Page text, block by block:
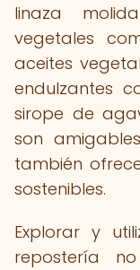
linaza
vegetales
aceites
endulzantes
sirope de
son
también
sostenibles.
Explorar y
repostería